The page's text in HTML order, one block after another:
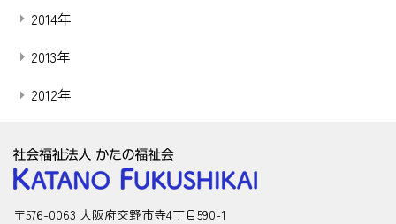
2014年
2013年
2012年
〒576-0063 大阪府交野市寺4丁目590-1